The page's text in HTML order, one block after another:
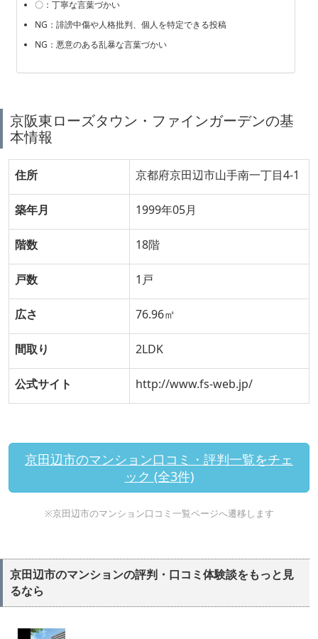
〇：丁寧な言葉づかい
NG：誹謗中傷や人格批判、個人を特定できる投稿
NG：悪意のある乱暴な言葉づかい
京阪東ローズタウン・ファインガーデンの基
本情報
住所 京都府京田辺市山手南一丁目4-1
築年月 1999年05月
階数 18階
戸数 1戸
広さ 76.96㎡
間取り 2LDK
公式サイト http://www.fs-web.jp/
京田辺市のマンション口コミ・評判一覧をチェ
ック (全3件)
※京田辺市のマンション口コミ一覧ページへ遷移します
京田辺市のマンションの評判・口コミ体験談をもっと見
るなら